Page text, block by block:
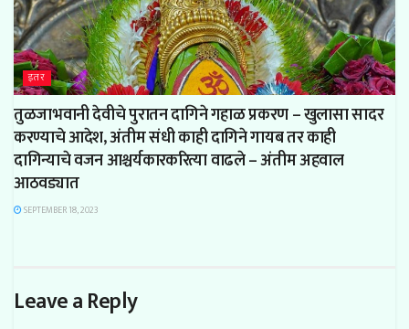
इतर
तुळजाभवानी देवीचे पुरातन दागिने गहाळ प्रकरण – खुलासा सादर
करण्याचे आदेश, अंतीम संधी काही दागिने गायब तर काही
दागिन्याचे वजन आश्चर्यकारकरित्या वाढले – अंतीम अहवाल
आठवड्यात
SEPTEMBER 18, 2023
Leave a Reply